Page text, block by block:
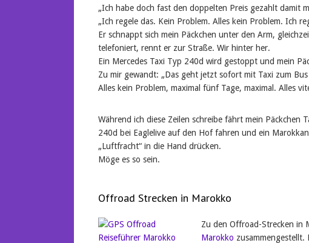
„Ich habe doch fast den doppelten Preis gezahlt damit
„Ich regele das. Kein Problem. Alles kein Problem. Ich
Er schnappt sich mein Päckchen unter den Arm,
telefoniert, rennt er zur Straße. Wir hinter her.
Ein Mercedes Taxi Typ 240d wird gestoppt und mein
Zu mir gewandt: „Das geht jetzt sofort mit Taxi zum
Alles kein Problem, maximal fünf Tage, maximal. Alles
Während ich diese Zeilen schreibe fährt mein
240d bei Eaglelive auf den Hof fahren und ein
„Luftfracht“ in die Hand drücken.
Möge es so sein.
Offroad Strecken in Marokko
Zu den Offroad-Strecken in
Marokko zusammengestellt.